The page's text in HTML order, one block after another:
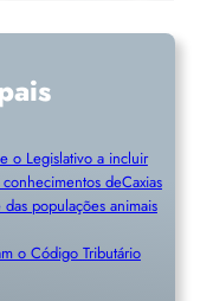
o Legislativo a incluir
deCaxias
populações animais
o Código Tributário